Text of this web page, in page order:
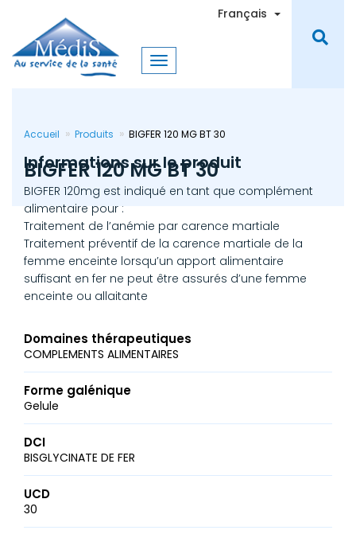
contenu
principal
Français Toggle
Accueil Produits BIGFER 120 MG BT 30
BIGFER 120 MG BT 30
Informations sur le produit
BIGFER 120mg est indiqué en tant que complément
alimentaire pour :
Traitement de l’anémie par carence martiale
Traitement préventif de la carence martiale de la
femme enceinte lorsqu’un apport alimentaire
suffisant en fer ne peut être assurés d’une femme
enceinte ou allaitante
Domaines thérapeutiques
COMPLEMENTS ALIMENTAIRES
Forme galénique
Gelule
DCI
BISGLYCINATE DE FER
UCD
30